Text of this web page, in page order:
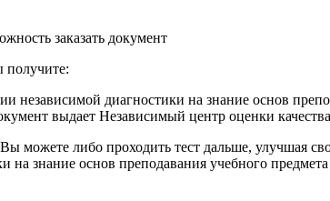
заказать документ
получите:
независимой диагностики на знание основ
выдает Независимый центр оценки
можете либо проходить тест дальше, улучшая
на знание основ преподавания учебного